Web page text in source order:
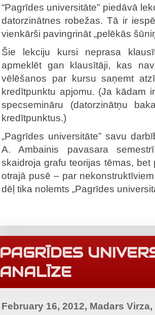
“Pagrīdes universitāte” piedāvā
datorzinātnes robežas. Tā ir
vienkārši pavingrināt „pelēkās
Šie lekciju kursi neprasa
apmeklēt gan klausītāji, kas
vēlēšanos par kursu saņemt
kredītpunktu apjomu. (Ja kādam
specsemināru (datorzinātņu
kredītpunktus.)
„Pagrīdes universitāte” savu
A. Ambainis pavasara
skaidroja grafu teorijas tēmas,
otrajā pusē – par
dēļ tika nolemts „Pagrīdes
PAGRĪDES
ANALĪZE
February 16, 2012, Madars